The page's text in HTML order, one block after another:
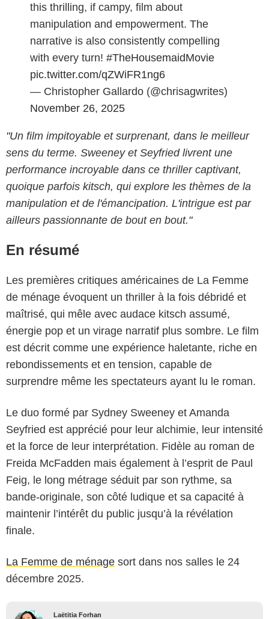
this thrilling, if campy, film about
manipulation and empowerment. The
narrative is also consistently compelling
with every turn! #TheHousemaidMovie
pic.twitter.com/qZWiFR1ng6
— Christopher Gallardo (@chrisagwrites)
November 26, 2025
"Un film impitoyable et surprenant, dans le meilleur
sens du terme. Sweeney et Seyfried livrent une
performance incroyable dans ce thriller captivant,
quoique parfois kitsch, qui explore les thèmes de la
manipulation et de l'émancipation. L'intrigue est par
ailleurs passionnante de bout en bout."
En résumé
Les premières critiques américaines de La Femme
de ménage évoquent un thriller à la fois débridé et
maîtrisé, qui mêle avec audace kitsch assumé,
énergie pop et un virage narratif plus sombre. Le film
est décrit comme une expérience haletante, riche en
rebondissements et en tension, capable de
surprendre même les spectateurs ayant lu le roman.
Le duo formé par Sydney Sweeney et Amanda
Seyfried est apprécié pour leur alchimie, leur intensité
et la force de leur interprétation. Fidèle au roman de
Freida McFadden mais également à l’esprit de Paul
Feig, le long métrage séduit par son rythme, sa
bande-originale, son côté ludique et sa capacité à
maintenir l’intérêt du public jusqu’à la révélation
finale.
La Femme de ménage sort dans nos salles le 24
décembre 2025.
Laëtitia Forhan